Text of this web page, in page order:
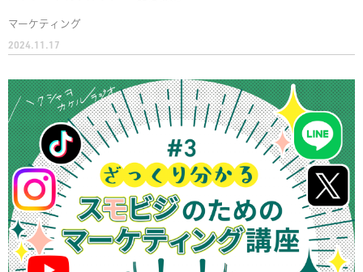
マーケティング
2024.11.17